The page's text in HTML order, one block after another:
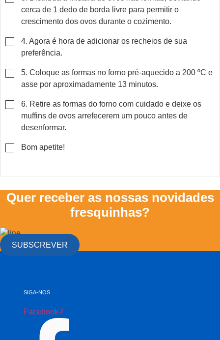
cerca de 1 dedo de borda livre para permitir o
crescimento dos ovos durante o cozimento.
▢
4. Agora é hora de adicionar os recheios de sua
preferência.
▢
5. Coloque as formas no forno pré-aquecido a 200 ºC e
asse por aproximadamente 13 minutos.
▢
6. Retire as formas do forno com cuidado e deixe os
muffins de ovos arrefecerem um pouco antes de
desenformar.
▢
Bom apetite!
Quer receber as nossas novidades
fresquinhas?
SUBSCREVER
SIGA-NOS
Facebook-f